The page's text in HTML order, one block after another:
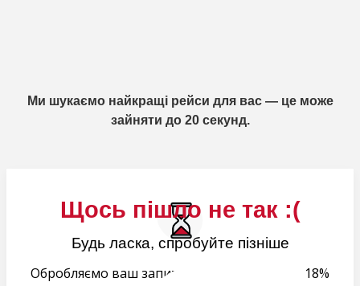
Щось пішло не так :(
Будь ласка, спробуйте пізніше
Ми шукаємо найкращі рейси для вас — це може
зайняти до 20 секунд.
Обробляємо ваш запит.. 18%